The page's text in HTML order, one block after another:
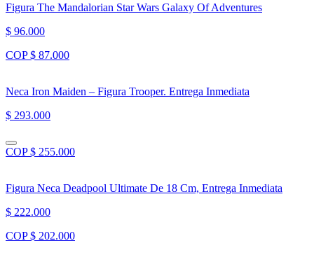
Figura The Mandalorian Star Wars Galaxy Of Adventures
$ 96.000
COP $ 87.000
Neca Iron Maiden – Figura Trooper. Entrega Inmediata
$ 293.000
COP $ 255.000
Figura Neca Deadpool Ultimate De 18 Cm, Entrega Inmediata
$ 222.000
COP $ 202.000